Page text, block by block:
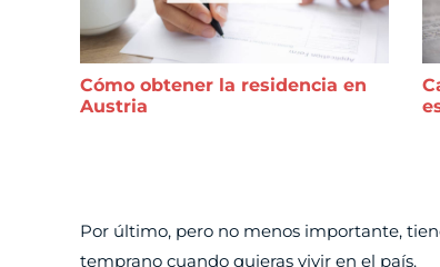
Cómo obtener la residencia en
Austria
Por último, pero no menos importante,
temprano cuando quieras vivir en el país.